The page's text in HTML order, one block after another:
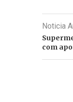
Noticia
com